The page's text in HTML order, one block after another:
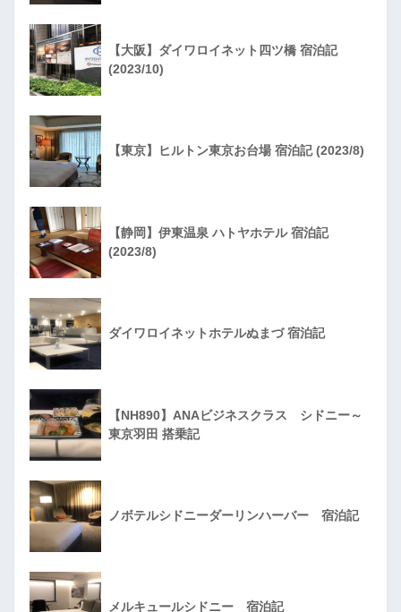
【大阪】ダイワロイネット四ツ橋 宿泊記
(2023/10)
【東京】ヒルトン東京お台場 宿泊記 (2023/8)
【静岡】伊東温泉 ハトヤホテル 宿泊記
(2023/8)
ダイワロイネットホテルぬまづ 宿泊記
【NH890】ANAビジネスクラス シドニー～
東京羽田 搭乗記
ノボテルシドニーダーリンハーバー 宿泊記
メルキュールシドニー 宿泊記